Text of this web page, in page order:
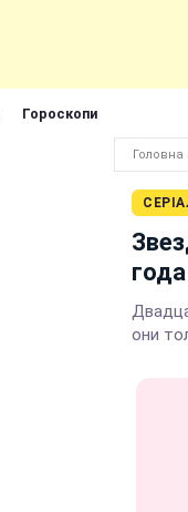
Гороскопи
Головна
года
они